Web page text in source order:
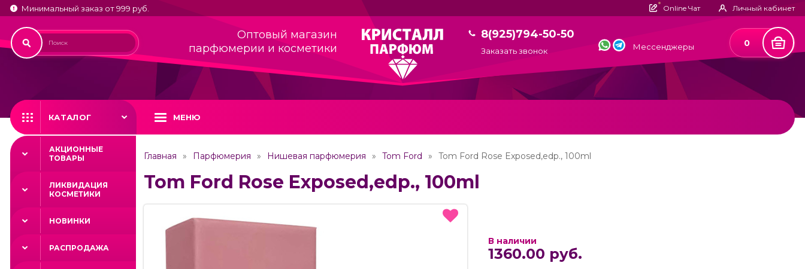
Минимальный заказ от 999 руб. Online Чат Личный кабинет
Оптовый магазин
парфюмерии и косметики
8(925)794-50-50
Заказать звонок Мессенджеры 0
КАТАЛОГ МЕНЮ
АКЦИОННЫЕ
ТОВАРЫ
ЛИКВИДАЦИЯ
КОСМЕТИКИ
НОВИНКИ
РАСПРОДАЖА
Главная Парфюмерия Нишевая парфюмерия Tom Ford Tom Ford Rose Exposed,edp., 100ml
Tom Ford Rose Exposed,edp., 100ml
В наличии
1360.00 руб.